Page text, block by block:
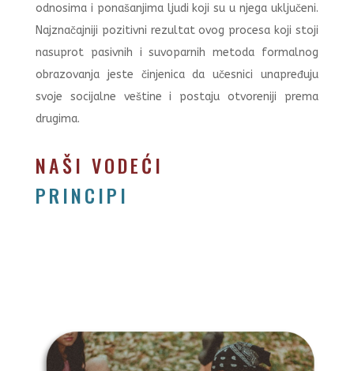
odnosima i ponašanjima ljudi koji su u njega uključeni.
Najznačajniji pozitivni rezultat ovog procesa koji stoji
nasuprot pasivnih i suvoparnih metoda formalnog
obrazovanja jeste činjenica da učesnici unapređuju
svoje socijalne veštine i postaju otvoreniji prema
drugima.
NAŠI VODEĆI
PRINCIPI